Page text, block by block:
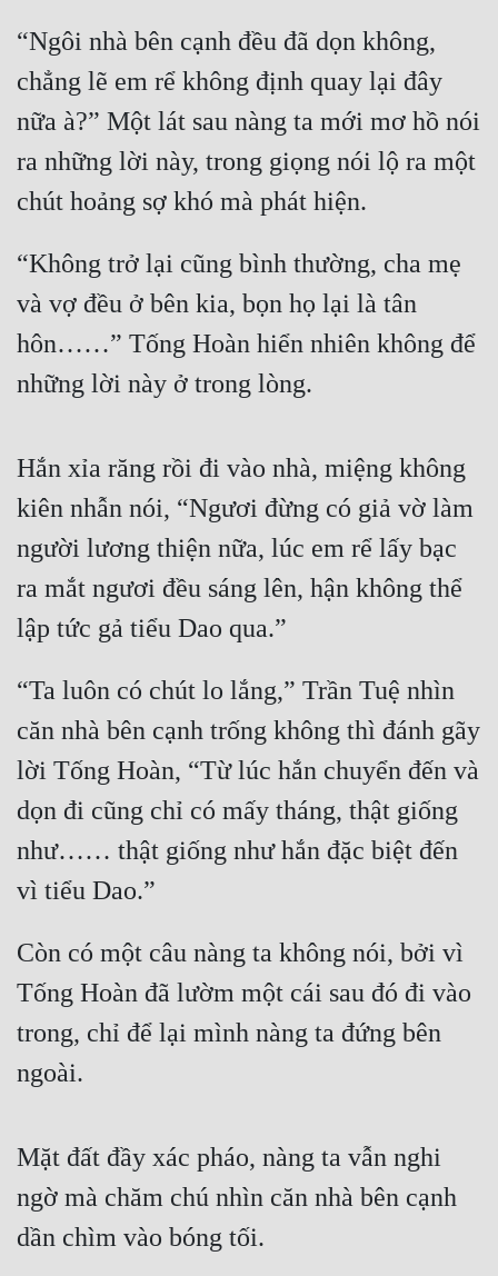
Gia Đấu
Góc Nhìn Nam
Góc Nhìn Nữ
Huyền Ảo
Hài Hước
Hệ Thống
Học Đường
Kiếm Hiệp
Kỳ Huyễn
Làm Giàu
Lịch Sử
Mưu Mô
Mạt Thế
Ngôn Tình
Ngược
Nữ Cường
Phong Thủy - Tâm Linh
Phương Tây
Phản Phái
“Ngôi nhà bên cạnh đều đã dọn không,
chẳng lẽ em rể không định quay lại đây
nữa à?” Một lát sau nàng ta mới mơ hồ nói
ra những lời này, trong giọng nói lộ ra một
chút hoảng sợ khó mà phát hiện.
“Không trở lại cũng bình thường, cha mẹ
và vợ đều ở bên kia, bọn họ lại là tân
hôn……” Tống Hoàn hiển nhiên không để
những lời này ở trong lòng.
Hắn xỉa răng rồi đi vào nhà, miệng không
kiên nhẫn nói, “Ngươi đừng có giả vờ làm
người lương thiện nữa, lúc em rể lấy bạc
ra mắt ngươi đều sáng lên, hận không thể
lập tức gả tiểu Dao qua.”
“Ta luôn có chút lo lắng,” Trần Tuệ nhìn
căn nhà bên cạnh trống không thì đánh gãy
lời Tống Hoàn, “Từ lúc hắn chuyển đến và
dọn đi cũng chỉ có mấy tháng, thật giống
như…… thật giống như hắn đặc biệt đến
vì tiểu Dao.”
Còn có một câu nàng ta không nói, bởi vì
Tống Hoàn đã lườm một cái sau đó đi vào
trong, chỉ để lại mình nàng ta đứng bên
ngoài.
Mặt đất đầy xác pháo, nàng ta vẫn nghi
ngờ mà chăm chú nhìn căn nhà bên cạnh
dần chìm vào bóng tối.